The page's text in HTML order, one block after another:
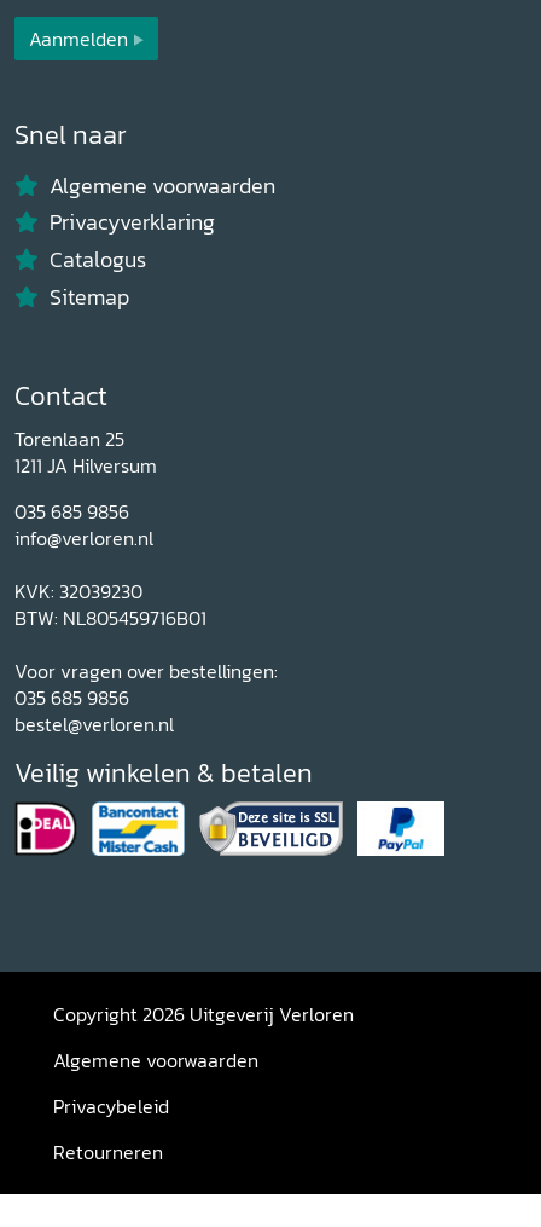
Aanmelden
Snel naar
Algemene voorwaarden
Privacyverklaring
Catalogus
Sitemap
Contact
Torenlaan 25
1211 JA Hilversum
035 685 9856
info@verloren.nl
KVK: 32039230
BTW: NL805459716B01
Voor vragen over bestellingen:
035 685 9856
bestel@verloren.nl
Veilig winkelen & betalen
Copyright 2026 Uitgeverij Verloren
Algemene voorwaarden
Privacybeleid
Retourneren